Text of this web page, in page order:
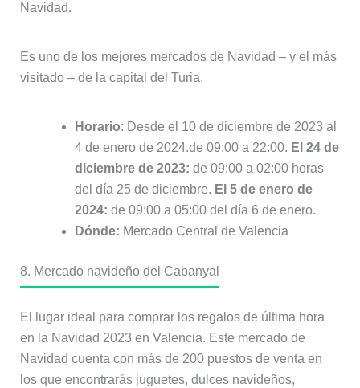
Navidad.
Es uno de los mejores mercados de Navidad – y el más
visitado – de la capital del Turia.
Horario: Desde el 10 de diciembre de 2023 al
4 de enero de 2024.de 09:00 a 22:00. El 24 de
diciembre de 2023: de 09:00 a 02:00 horas
del día 25 de diciembre. El 5 de enero de
2024: de 09:00 a 05:00 del día 6 de enero.
Dónde: Mercado Central de Valencia
8. Mercado navideño del Cabanyal
El lugar ideal para comprar los regalos de última hora
en la Navidad 2023 en Valencia. Este mercado de
Navidad cuenta con más de 200 puestos de venta en
los que encontrarás juguetes, dulces navideños,